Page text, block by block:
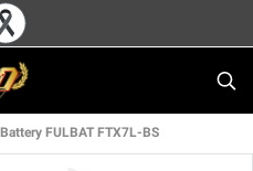
Battery FULBAT FTX7L-BS